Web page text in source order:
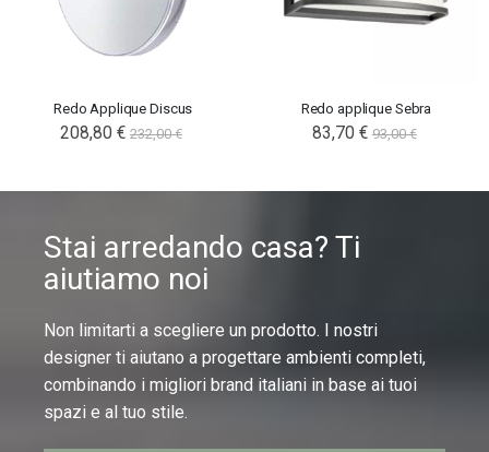
Redo Applique Discus
208,80 € 232,00 €
Redo applique Sebra
83,70 € 93,00 €
Stai arredando casa? Ti
aiutiamo noi
Non limitarti a scegliere un prodotto. I nostri
designer ti aiutano a progettare ambienti completi,
combinando i migliori brand italiani in base ai tuoi
spazi e al tuo stile.